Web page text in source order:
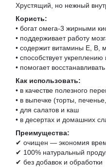
Хрустящий, но нежный
Користь:
• богат омега-3 жирными
• поддерживает работу
• содержит витамины Е, В,
• способствует
• помогает
Как использовать:
• в качестве полезного
• в выпечке (торты,
• для салатов и каш
• в десертах и домашних
Преимущества:
✔ очищен — экономия
✔ 100% натуральный
✔ без добавок и обработки